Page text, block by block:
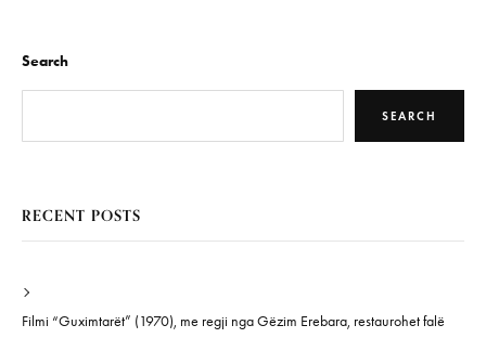
Search
SEARCH
RECENT POSTS
Filmi “Guximtarët” (1970), me regji nga Gëzim Erebara, restaurohet falë